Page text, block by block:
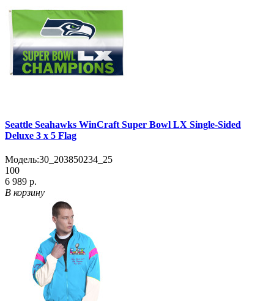
Seattle Seahawks WinCraft Super Bowl LX Single-Sided
Deluxe 3 x 5 Flag
Модель:30_203850234_25
100
6 989 р.
В корзину